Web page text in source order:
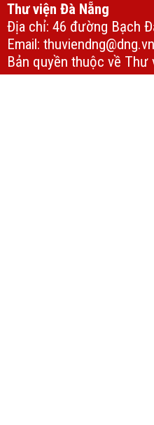
Thư viện Đà Nẵng
Địa chỉ: 46 đường Bạch
Email:
Bản quyền thuộc về